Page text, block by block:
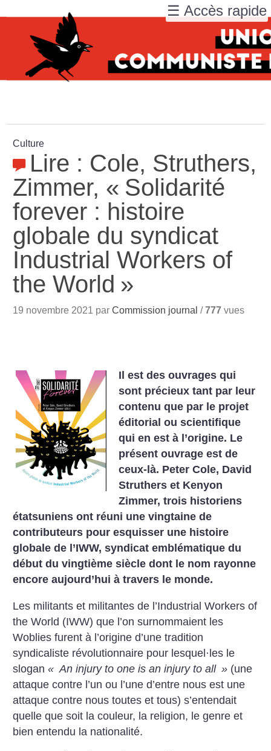
Culture
Lire : Cole, Struthers,
Zimmer, « Solidarité
forever : histoire
globale du syndicat
Industrial Workers of
the World »
19 novembre 2021 parCommission journal /777 vues
Il est des ouvrages qui
sont précieux tant par leur
contenu que par le projet
éditorial ou scientifique
qui en est à l’origine. Le
présent ouvrage est de
ceux-là. Peter Cole, David
Struthers et Kenyon
Zimmer, trois historiens
étatsuniens ont réuni une vingtaine de
contributeurs pour esquisser une histoire
globale de l’IWW, syndicat emblématique du
début du vingtième siècle dont le nom rayonne
encore aujourd’hui à travers le monde.
Les militants et militantes de l’Industrial Workers of
the World (IWW) que l’on surnommaient les
Woblies furent à l’origine d’une tradition
syndicaliste révolutionnaire pour lesquel·les le
slogan« An injury to one is an injury to all » (une
attaque contre l’un ou l’une d’entre nous est une
attaque contre nous toutes et tous) s’entendait
quelle que soit la couleur, la religion, le genre et
bien entendu la nationalité.
☰ Accès rapide